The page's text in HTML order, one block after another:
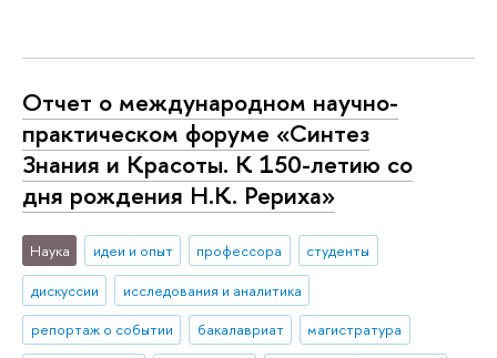
Отчет о международном научно-
практическом форуме «Синтез
Знания и Красоты. К 150-летию со
дня рождения Н.К. Рериха»
Наука идеи и опыт профессора
студенты
дискуссии
исследования и аналитика
репортаж о событии
бакалавриат
магистратура